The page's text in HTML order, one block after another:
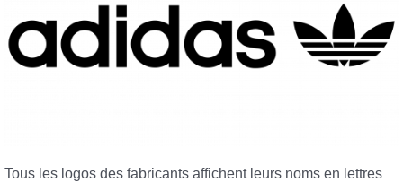
Tous les logos des fabricants affichent leurs noms en lettres